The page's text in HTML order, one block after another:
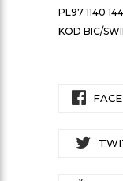
PL97 1140
KOD BIC/